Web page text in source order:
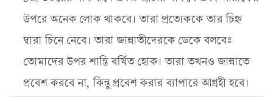
উপরে অনেক লোক থাকবে। তারা প্রত্যেককে তার চিহ্ন
দ্বারা চিনে নেবে। তারা জান্নাতীদেরকে ডেকে বলবেঃ
তোমাদের উপর শান্তি বর্ষিত হোক। তারা তখনও জান্নাতে
প্রবেশ করবে না, কিন্তু প্রবেশ করার ব্যাপারে আগ্রহী হবে।